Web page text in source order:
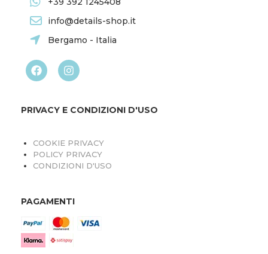
info@details-shop.it
Bergamo - Italia
PRIVACY E CONDIZIONI D'USO
COOKIE PRIVACY
POLICY PRIVACY
CONDIZIONI D'USO
PAGAMENTI